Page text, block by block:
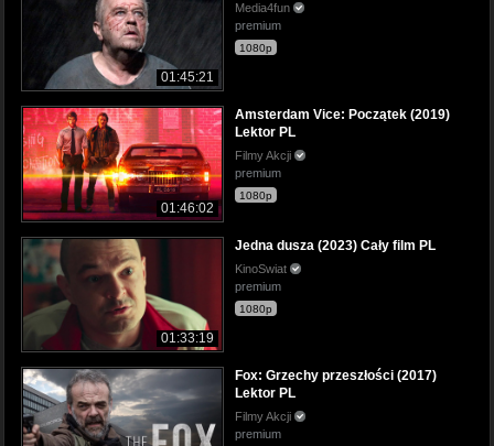
01:45:21
Media4fun
premium
1080p
01:46:02
Amsterdam Vice: Początek (2019)
Lektor PL
Filmy Akcji
premium
1080p
01:33:19
Jedna dusza (2023) Cały film PL
KinoSwiat
premium
1080p
Fox: Grzechy przeszłości (2017)
Lektor PL
Filmy Akcji
premium